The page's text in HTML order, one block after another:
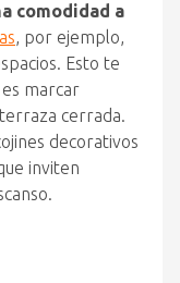
comodidad a
, por ejemplo,
Esto te
marcar
cerrada.
decorativos
inviten